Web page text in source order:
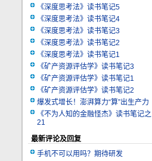
《深度思考法》读书笔记5
《深度思考法》读书笔记4
《深度思考法》读书笔记3
《深度思考法》读书笔记2
《深度思考法》读书笔记1
《矿产资源评估学》读书笔记3
《矿产资源评估学》读书笔记1
《矿产资源评估学》读书笔记2
爆发式增长！澎湃算力“算”出生产力
《不为人知的金融怪杰》读书笔记之
21
最新评论及回复
手机不可以用吗？期待研发